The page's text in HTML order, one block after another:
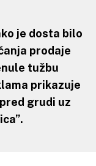
je dosta bilo
prodaje
tužbu
prikazuje
grudi uz